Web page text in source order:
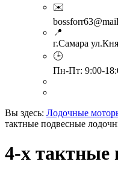
✉️
📍
г.Самара
🕒
Пн-Пт: 9:00-
Вы здесь: Лодочные
тактные подвесные
4-х тактные